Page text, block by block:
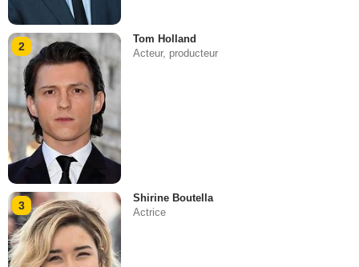
2
Tom Holland
Acteur, producteur
3
Shirine Boutella
Actrice